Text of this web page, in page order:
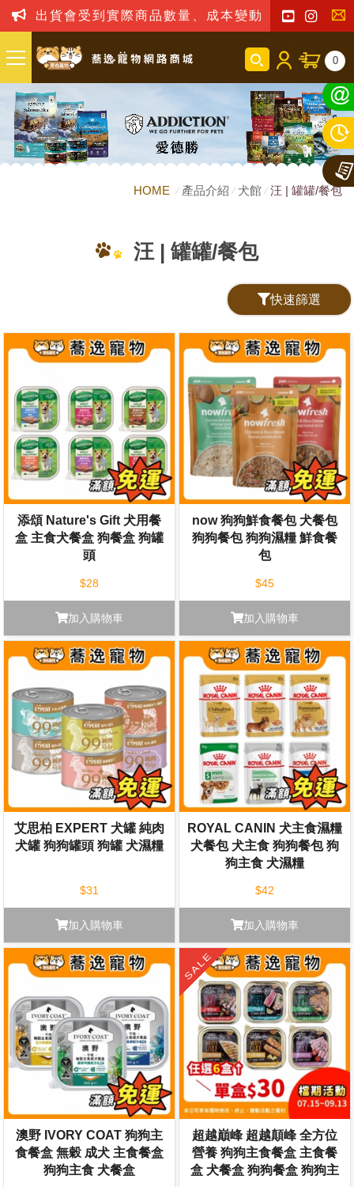
出貨會受到實際商品數量、成本變動之影響，我司保留
聯
我
們
0
HOME 產品介紹 犬館 汪 | 罐罐/餐包
汪 | 罐罐/餐包
快速篩選
添頌 Nature's Gift 犬用餐
盒 主食犬餐盒 狗餐盒 狗罐
頭
$28
加入購物車
now 狗狗鮮食餐包 犬餐包
狗狗餐包 狗狗濕糧 鮮食餐
包
$45
加入購物車
艾思柏 EXPERT 犬罐 純肉
犬罐 狗狗罐頭 狗罐 犬濕糧
$31
加入購物車
ROYAL CANIN 犬主食濕糧
犬餐包 犬主食 狗狗餐包 狗
狗主食 犬濕糧
$42
加入購物車
澳野 IVORY COAT 狗狗主
食餐盒 無穀 成犬 主食餐盒
狗狗主食 犬餐盒
超越巔峰 超越顛峰 全方位
營養 狗狗主食餐盒 主食餐
盒 犬餐盒 狗狗餐盒 狗狗主